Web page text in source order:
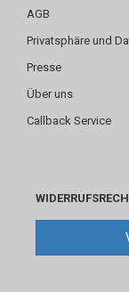
AGB
Privatsphäre und
Presse
Über uns
Callback Service